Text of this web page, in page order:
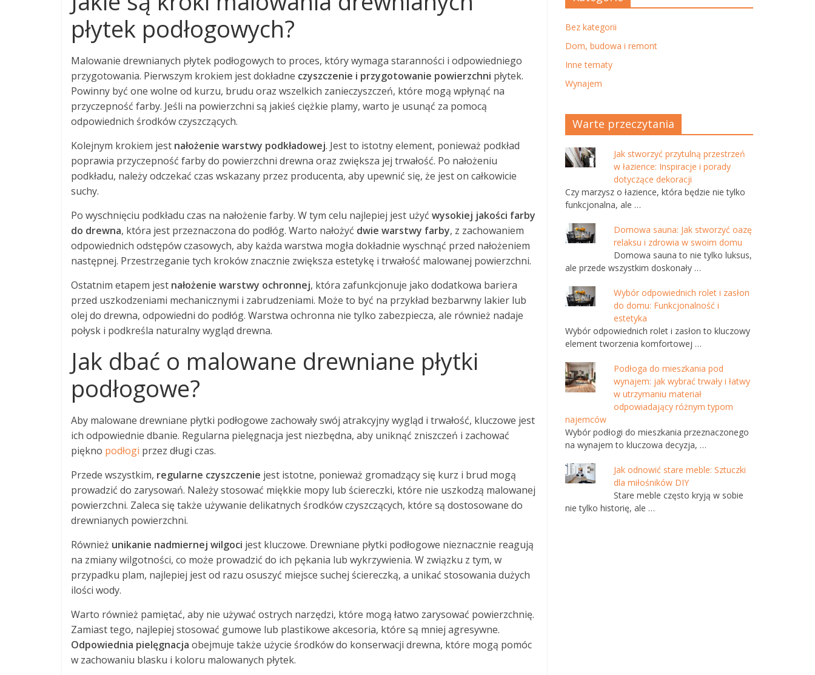
płytek podłogowych?
Malowanie drewnianych płytek podłogowych to proces, który wymaga staranności i odpowiedniego
przygotowania. Pierwszym krokiem jest dokładne czyszczenie i przygotowanie powierzchni płytek.
Powinny być one wolne od kurzu, brudu oraz wszelkich zanieczyszczeń, które mogą wpłynąć na
przyczepność farby. Jeśli na powierzchni są jakieś ciężkie plamy, warto je usunąć za pomocą
odpowiednich środków czyszczących.
Kolejnym krokiem jest nałożenie warstwy podkładowej. Jest to istotny element, ponieważ podkład
poprawia przyczepność farby do powierzchni drewna oraz zwiększa jej trwałość. Po nałożeniu
podkładu, należy odczekać czas wskazany przez producenta, aby upewnić się, że jest on całkowicie
suchy.
Po wyschnięciu podkładu czas na nałożenie farby. W tym celu najlepiej jest użyć wysokiej jakości farby
do drewna, która jest przeznaczona do podłóg. Warto nałożyć dwie warstwy farby, z zachowaniem
odpowiednich odstępów czasowych, aby każda warstwa mogła dokładnie wyschnąć przed nałożeniem
następnej. Przestrzeganie tych kroków znacznie zwiększa estetykę i trwałość malowanej powierzchni.
Ostatnim etapem jest nałożenie warstwy ochronnej, która zafunkcjonuje jako dodatkowa bariera
przed uszkodzeniami mechanicznymi i zabrudzeniami. Może to być na przykład bezbarwny lakier lub
olej do drewna, odpowiedni do podłóg. Warstwa ochronna nie tylko zabezpiecza, ale również nadaje
połysk i podkreśla naturalny wygląd drewna.
Jak dbać o malowane drewniane płytki
podłogowe?
Aby malowane drewniane płytki podłogowe zachowały swój atrakcyjny wygląd i trwałość, kluczowe jest
ich odpowiednie dbanie. Regularna pielęgnacja jest niezbędna, aby uniknąć zniszczeń i zachować
piękno podłogi przez długi czas.
Przede wszystkim, regularne czyszczenie jest istotne, ponieważ gromadzący się kurz i brud mogą
prowadzić do zarysowań. Należy stosować miękkie mopy lub ściereczki, które nie uszkodzą malowanej
powierzchni. Zaleca się także używanie delikatnych środków czyszczących, które są dostosowane do
drewnianych powierzchni.
Również unikanie nadmiernej wilgoci jest kluczowe. Drewniane płytki podłogowe nieznacznie reagują
na zmiany wilgotności, co może prowadzić do ich pękania lub wykrzywienia. W związku z tym, w
przypadku plam, najlepiej jest od razu osuszyć miejsce suchej ściereczką, a unikać stosowania dużych
ilości wody.
Warto również pamiętać, aby nie używać ostrych narzędzi, które mogą łatwo zarysować powierzchnię.
Zamiast tego, najlepiej stosować gumowe lub plastikowe akcesoria, które są mniej agresywne.
Odpowiednia pielęgnacja obejmuje także użycie środków do konserwacji drewna, które mogą pomóc
w zachowaniu blasku i koloru malowanych płytek.
Bez kategorii
Dom, budowa i remont
Inne tematy
Wynajem
Warte przeczytania
Jak stworzyć przytulną przestrzeń
w łazience: Inspiracje i porady
dotyczące dekoracji
Czy marzysz o łazience, która będzie nie tylko
funkcjonalna, ale …
Domowa sauna: Jak stworzyć oazę
relaksu i zdrowia w swoim domu
Domowa sauna to nie tylko luksus,
ale przede wszystkim doskonały …
Wybór odpowiednich rolet i zasłon
do domu: Funkcjonalność i
estetyka
Wybór odpowiednich rolet i zasłon to kluczowy
element tworzenia komfortowej …
Podłoga do mieszkania pod
wynajem: jak wybrać trwały i łatwy
w utrzymaniu materiał
odpowiadający różnym typom
najemców
Wybór podłogi do mieszkania przeznaczonego
na wynajem to kluczowa decyzja, …
Jak odnowić stare meble: Sztuczki
dla miłośników DIY
Stare meble często kryją w sobie
nie tylko historię, ale …